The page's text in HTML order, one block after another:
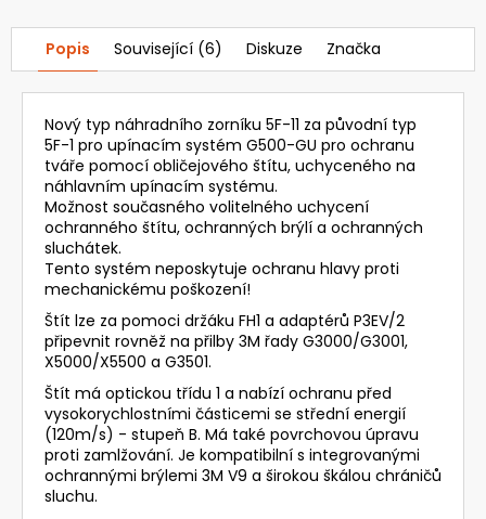
Popis Související (6) Diskuze Značka
Nový typ náhradního zorníku 5F-11 za původní typ
5F-1 pro upínacím systém G500-GU pro ochranu
tváře pomocí obličejového štítu, uchyceného na
náhlavním upínacím systému.
Možnost současného volitelného uchycení
ochranného štítu, ochranných brýlí a ochranných
sluchátek.
Tento systém neposkytuje ochranu hlavy proti
mechanickému poškození!
Štít lze za pomoci držáku FH1 a adaptérů P3EV/2
připevnit rovněž na přilby 3M řady G3000/G3001,
X5000/X5500 a G3501.
Štít má optickou třídu 1 a nabízí ochranu před
vysokorychlostními částicemi se střední energií
(120m/s) - stupeň B. Má také povrchovou úpravu
proti zamlžování. Je kompatibilní s integrovanými
ochrannými brýlemi 3M V9 a širokou škálou chráničů
sluchu.